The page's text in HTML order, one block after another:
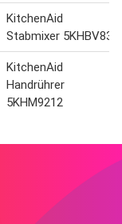
KitchenAid
Stabmixer 5KHBV83
KitchenAid
Handrührer
5KHM9212